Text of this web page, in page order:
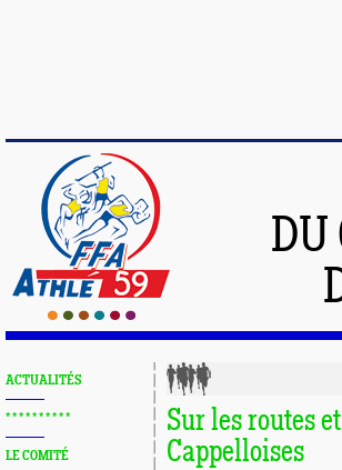
DU
ACTUALITÉS
* * * * * * * * * *
LE COMITÉ
Sur les routes
Cappelloises